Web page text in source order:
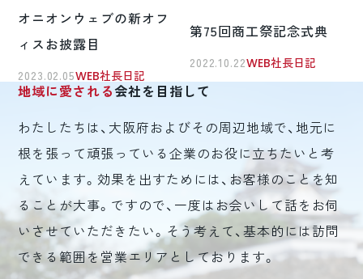
オニオンウェブの新オフ
ィスお披露目
2023.02.05WEB社長日記
第75回商工祭記念式典
2022.10.22WEB社長日記
地域に愛される会社を目指して
わたしたちは、大阪府およびその周辺地域で、地元に
根を張って頑張っている企業のお役に立ちたいと考
えています。効果を出すためには、お客様のことを知
ることが大事。ですので、一度はお会いして話をお伺
いさせていただきたい。そう考えて、基本的には訪問
できる範囲を営業エリアとしております。